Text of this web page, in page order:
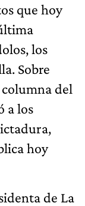
que hoy
los
Sobre
del
a los
hoy
de La